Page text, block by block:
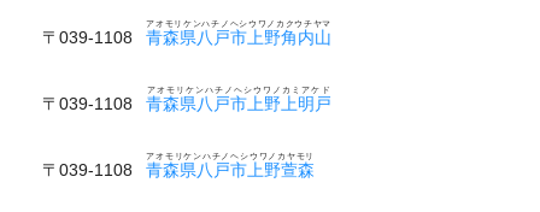
〒039-1108 青森県八戸市上野角内山
アオモリケンハチノヘシウワノカクウチヤマ
〒039-1108 青森県八戸市上野上明戸
アオモリケンハチノヘシウワノカミアケド
〒039-1108 青森県八戸市上野萱森
アオモリケンハチノヘシウワノカヤモリ